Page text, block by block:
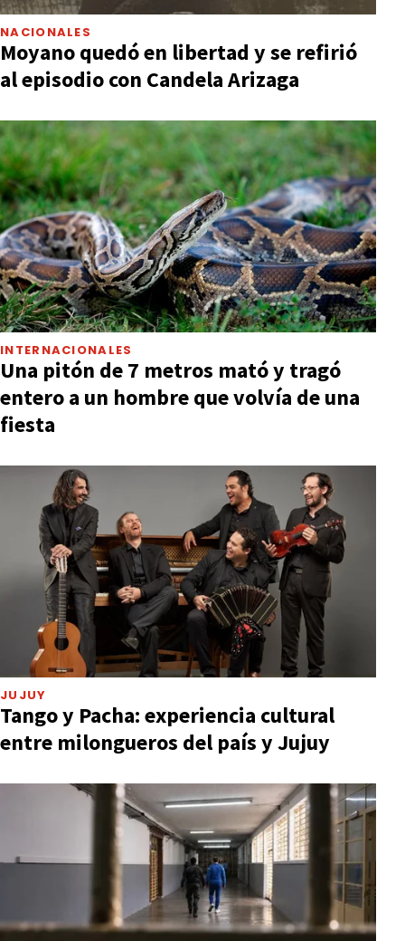
NACIONALES
Moyano quedó en libertad y se refirió
al episodio con Candela Arizaga
INTERNACIONALES
Una pitón de 7 metros mató y tragó
entero a un hombre que volvía de una
fiesta
JUJUY
Tango y Pacha: experiencia cultural
entre milongueros del país y Jujuy